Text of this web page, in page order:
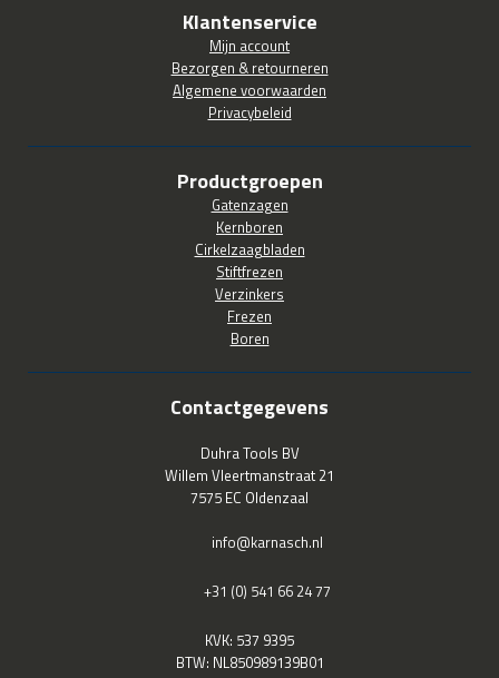
Klantenservice
Mijn account
Bezorgen & retourneren
Algemene voorwaarden
Privacybeleid
Productgroepen
Gatenzagen
Kernboren
Cirkelzaagbladen
Stiftfrezen
Verzinkers
Frezen
Boren
Contactgegevens
Duhra Tools BV
Willem Vleertmanstraat 21
7575 EC Oldenzaal
info@karnasch.nl
+31 (0) 541 66 24 77
KVK: 537 9395
BTW: NL850989139B01